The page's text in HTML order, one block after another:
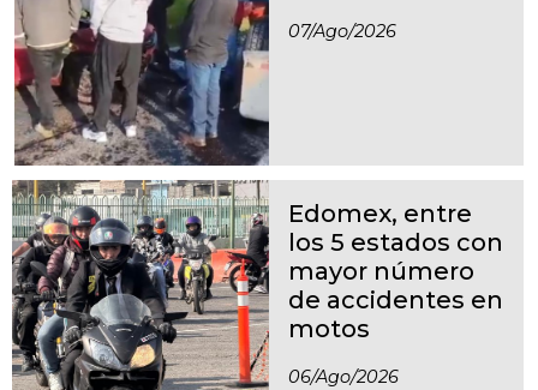
07/ago/2026
Edomex, entre
los 5 estados con
mayor número
de accidentes en
motos
06/ago/2026